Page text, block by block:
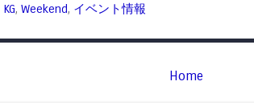
KG, Weekend, イベント情報
Home